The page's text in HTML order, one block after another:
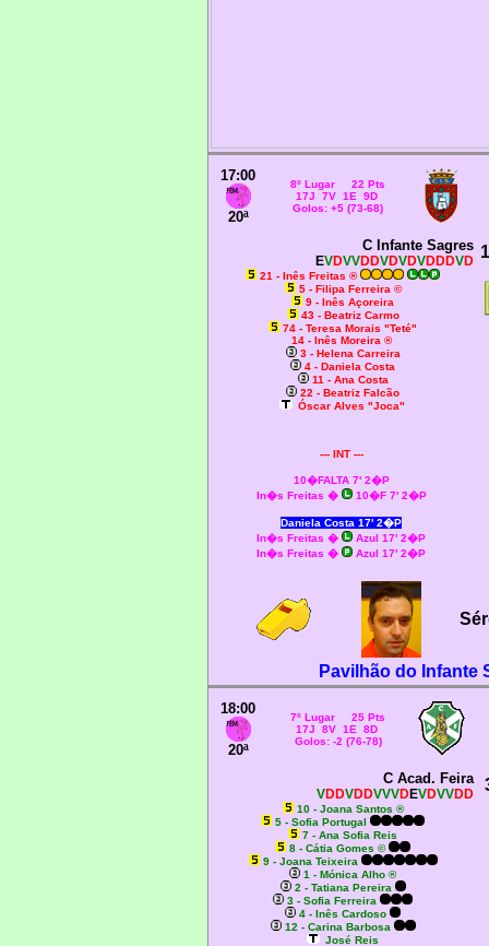
17:00
20ª
8º Lugar 22 Pts
17J 7V 1E 9D
Golos: +5 (73-68)
C Infante Sagres
EVDVVDDVDVDVDDDVD
21 - Inês Freitas ®
5 - Filipa Ferreira ©
9 - Inês Açoreira
43 - Beatriz Carmo
74 - Teresa Morais "Teté"
14 - Inês Moreira ®
3 - Helena Carreira
4 - Daniela Costa
11 - Ana Costa
22 - Beatriz Falcão
Óscar Alves "Joca"
--- INT ---
10�FALTA 7' 2�P
In�s Freitas � 10�F 7' 2�P
Daniela Costa 17' 2�P
In�s Freitas �
Azul 17' 2�P
In�s Freitas �
Azul 17' 2�P
Pavilhão do Infante
18:00
20ª
7º Lugar 25 Pts
17J 8V 1E 8D
Golos: -2 (76-78)
C Acad. Feira
VDDVDDVVVDEVDVVDD
10 - Joana Santos ®
5 - Sofia Portugal
7 - Ana Sofia Reis
8 - Cátia Gomes ©
9 - Joana Teixeira
1 - Mónica Alho ®
2 - Tatiana Pereira
3 - Sofia Ferreira
4 - Inês Cardoso
12 - Carina Barbosa
José Reis